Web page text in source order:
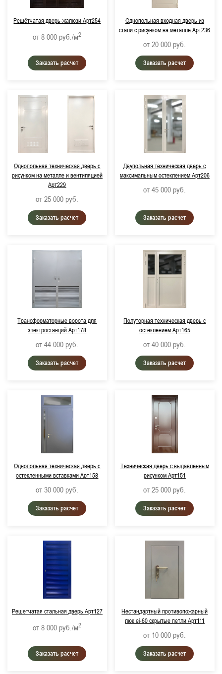
Решётчатая дверь-жалюзи Арт254
от 8 000 руб./м2
Заказать расчет
Однопольная входная дверь из
стали с рисунком на металле Арт236
от 20 000 руб.
Заказать расчет
Однопольная техническая дверь с
рисунком на металле и вентиляцией
Арт229
от 25 000 руб.
Заказать расчет
Двупольная техническая дверь с
максимальным остеклением Арт206
от 45 000 руб.
Заказать расчет
Трансформаторные ворота для
электростанций Арт178
от 44 000 руб.
Заказать расчет
Полуторная техническая дверь с
остеклением Арт165
от 40 000 руб.
Заказать расчет
Однопольная техническая дверь с
остекленными вставками Арт158
от 30 000 руб.
Заказать расчет
Техническая дверь с выдавленным
рисунком Арт151
от 25 000 руб.
Заказать расчет
Решетчатая стальная дверь Арт127
от 8 000 руб./м2
Заказать расчет
Нестандартный противопожарный
люк ei-60 скрытые петли Арт111
от 10 000 руб.
Заказать расчет